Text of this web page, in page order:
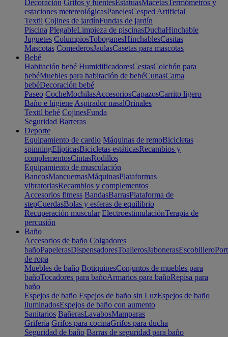
Decoración Grifos y fuentesEstatuasMacetasTermómetros y
estaciones metereológicasPanelesCesped Artificial
Textil Cojines de jardínFundas de jardín
Piscina PlegableLimpieza de piscinasDuchaHinchable
Juguetes ColumpiosToboganesHinchablesCasitas
Mascotas ComederosJaulasCasetas para mascotas
Bebé
Habitación bebé HumidificadoresCestasColchón para
bebéMuebles para habitación de bebéCunasCama
bebéDecoración bebé
Paseo CocheMochilasAccesoriosCapazosCarrito ligero
Baño e higiene Aspirador nasalOrinales
Textil bebé CojinesFunda
Seguridad Barreras
Deporte
Equipamiento de cardio Máquinas de remoBicicletas
spinningElípticasBicicletas estáticasRecambios y
complementosCintasRodillos
Equipamiento de musculación
BancosMancuernasMáquinasPlataformas
vibratoriasRecambios y complementos
Accesorios fitness BandasBarrasPlataforma de
stepCuerdasBolas y esferas de equilibrio
Recuperación muscular ElectroestimulaciónTerapia de
percusión
Baño
Accesorios de baño Colgadores
bañoPapelerasDispensadoresToallerosJabonerasEscobillero
de ropa
Muebles de baño BotiquinesConjuntos de muebles para
bañoTocadores para bañoArmarios para bañoRepisa para
baño
Espejos de baño Espejos de baño sin LuzEspejos de baño
iluminadosEspejos de baño con aumento
Sanitarios BañerasLavabosMamparas
Grifería Grifos para cocinaGrifos para ducha
Seguridad de baño Barras de seguridad para baño